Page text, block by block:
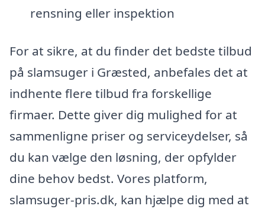
rensning eller inspektion
For at sikre, at du finder det bedste tilbud
på slamsuger i Græsted, anbefales det at
indhente flere tilbud fra forskellige
firmaer. Dette giver dig mulighed for at
sammenligne priser og serviceydelser, så
du kan vælge den løsning, der opfylder
dine behov bedst. Vores platform,
slamsuger-pris.dk, kan hjælpe dig med at